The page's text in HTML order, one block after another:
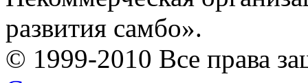
развития самбо».
© 1999-2010 Все права